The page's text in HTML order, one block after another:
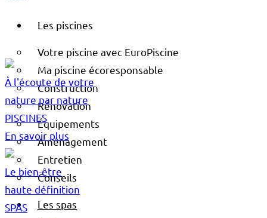
Les piscines
Votre piscine avec EuroPiscine
Ma piscine écoresponsable
Construction
Rénovation
Équipements
Aménagement
Entretien
Conseils
Les spas
À l'écoute de votre
nature par nature
PISCINES
En savoir plus
Le bien-être
haute définition
SPAS